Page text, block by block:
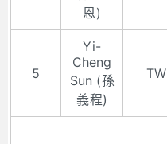
恩)
5
Yi-
Cheng
Sun (孫
義程)
TW